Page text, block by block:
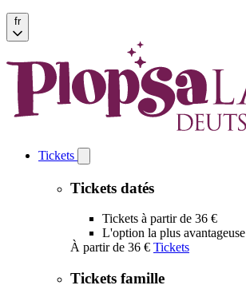
fr
Tickets
Tickets
Tickets datés
Tickets à partir de 36 €
L'option la plus avantageuse
À partir de 36 € Tickets
Tickets famille